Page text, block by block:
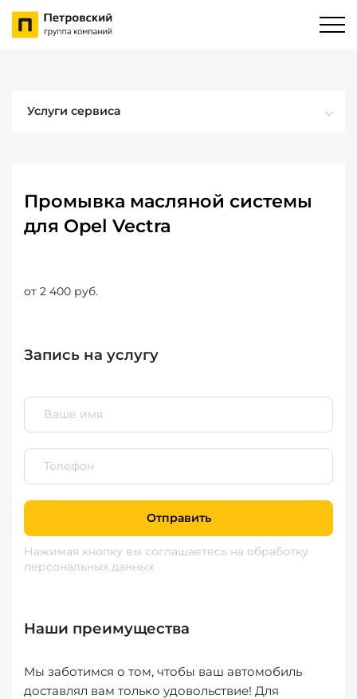
Услуги сервиса
Промывка масляной системы
для Opel Vectra
от 2 400 руб.
Запись на услугу
Отправить
Нажимая кнопку вы соглашаетесь на обработку
персональных данных
Наши преимущества
Мы заботимся о том, чтобы ваш автомобиль
доставлял вам только удовольствие! Для